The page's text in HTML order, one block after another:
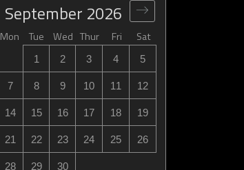
Mon Tue Wed Thur Fri Sat
September 2026
1 2 3 4 5
7 8 9 10 11 12
14 15 16 17 18 19
21 22 23 24 25 26
28 29 30